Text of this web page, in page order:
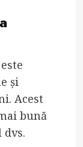
și
Acest
bună